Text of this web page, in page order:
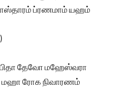
ப்ரணமாம் யஹம்
தேவோ மஹேஸ்வரா
ரோக நிவாரணம்